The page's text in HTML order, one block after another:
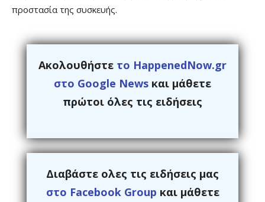
προστασία της συσκευής.
Ακολουθήστε το HappenedNow.gr
στο Google News και μάθετε
πρώτοι όλες τις ειδήσεις
Διαβάστε ολες τις ειδήσεις μας
στο Facebook Group και μάθετε